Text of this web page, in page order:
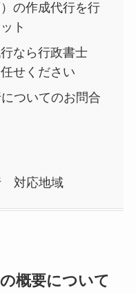
の作成代行を行
ト
なら行政書士
せください
ついてのお問合
対応地域
概要について